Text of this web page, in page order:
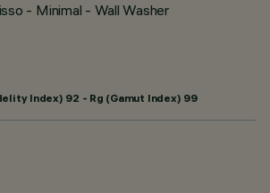
- Minimal - Wall Washer
Index) 92 - Rg (Gamut Index) 99